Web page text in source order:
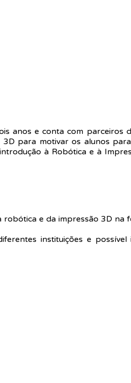
anos e conta com parceiros
para motivar os alunos
à Robótica e à
e da impressão 3D na
instituições e possível